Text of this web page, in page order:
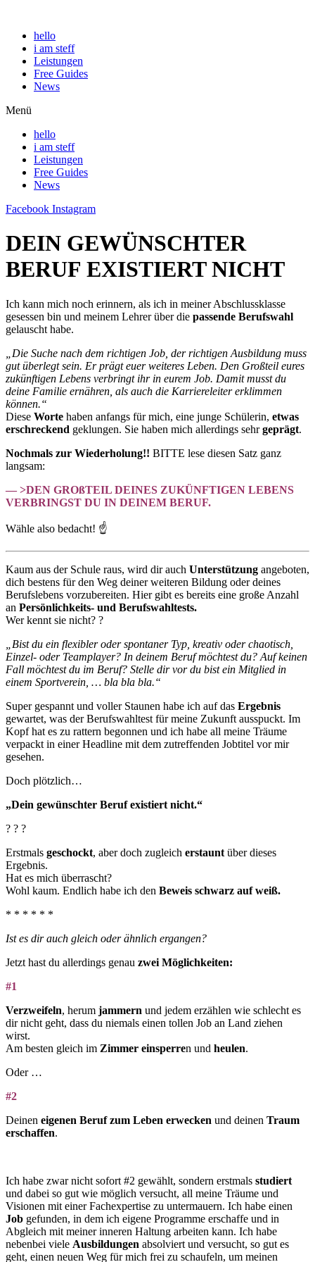
hello
i am steff
Leistungen
Free Guides
News
Menü
hello
i am steff
Leistungen
Free Guides
News
Facebook Instagram
DEIN GEWÜNSCHTER
BERUF EXISTIERT NICHT
Ich kann mich noch erinnern, als ich in meiner Abschlussklasse
gesessen bin und meinem Lehrer über die passende Berufswahl
gelauscht habe.
„Die Suche nach dem richtigen Job, der richtigen Ausbildung muss
gut überlegt sein. Er prägt euer weiteres Leben. Den Großteil eures
zukünftigen Lebens verbringt ihr in eurem Job. Damit musst du
deine Familie ernähren, als auch die Karriereleiter erklimmen
können.“
Diese Worte haben anfangs für mich, eine junge Schülerin, etwas
erschreckend geklungen. Sie haben mich allerdings sehrgeprägt.
Nochmals zur Wiederholung!! BITTE lese diesen Satz ganz
langsam:
— >DEN GROßTEIL DEINES ZUKÜNFTIGEN LEBENS
VERBRINGST DU IN DEINEM BERUF.
Wähle also bedacht! ☝️
Kaum aus der Schule raus, wird dir auch Unterstützung angeboten,
dich bestens für den Weg deiner weiteren Bildung oder deines
Berufslebens vorzubereiten. Hier gibt es bereits eine große Anzahl
an Persönlichkeits- und Berufswahltests.
Wer kennt sie nicht? ?
„Bist du ein flexibler oder spontaner Typ, kreativ oder chaotisch,
Einzel- oder Teamplayer? In deinem Beruf möchtest du? Auf keinen
Fall möchtest du im Beruf? Stelle dir vor du bist ein Mitglied in
einem Sportverein, … bla bla bla.“
Super gespannt und voller Staunen habe ich auf das Ergebnis
gewartet, was der Berufswahltest für meine Zukunft ausspuckt. Im
Kopf hat es zu rattern begonnen und ich habe all meine Träume
verpackt in einer Headline mit dem zutreffenden Jobtitel vor mir
gesehen.
Doch plötzlich…
„Dein gewünschter Beruf existiert nicht.“
? ? ?
Erstmals geschockt, aber doch zugleich erstaunt über dieses
Ergebnis.
Hat es mich überrascht?
Wohl kaum. Endlich habe ich den Beweis schwarz auf weiß.
* * * * * *
Ist es dir auch gleich oder ähnlich ergangen?
Jetzt hast du allerdings genau zwei Möglichkeiten:
#1
Verzweifeln, herum jammern und jedem erzählen wie schlecht es
dir nicht geht, dass du niemals einen tollen Job an Land ziehen
wirst.
Am besten gleich im Zimmer einsperren und heulen.
Oder …
#2
Deinen eigenen Beruf zum Leben erwecken und deinen Traum
erschaffen.
Ich habe zwar nicht sofort #2 gewählt, sondern erstmals studiert
und dabei so gut wie möglich versucht, all meine Träume und
Visionen mit einer Fachexpertise zu untermauern. Ich habe einen
Job gefunden, in dem ich eigene Programme erschaffe und in
Abgleich mit meiner inneren Haltung arbeiten kann. Ich habe
nebenbei viele Ausbildungen absolviert und versucht, so gut es
geht, einen neuen Weg für mich frei zu schaufeln, um meinen